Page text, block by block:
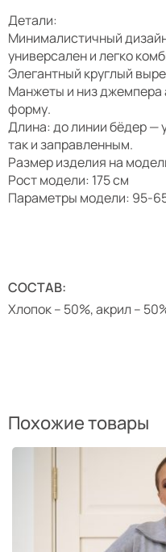
Детали:
Минималистичный
универсален и легко
Элегантный круглый
Манжеты и низ джемпера
форму.
Длина: до линии бёдер —
так и заправленным.
Размер изделия на
Рост модели: 175 см
Параметры модели: 95-
СОСТАВ:
Хлопок – 50%, акрил –
Похожие товары